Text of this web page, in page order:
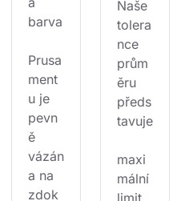
barva
Prusa
ment
u je
pevn
ě
vázán
a na
zdok
Naše
tolera
nce
prům
ěru
předs
tavuje
maxi
mální